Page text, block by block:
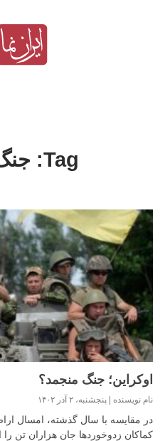
Tag: جنگ اوکراین
اوکراین؛ جنگ منجمد؟
نام نویسنده پنجشنبه، ۲ آذر ۱۴۰۲
در مقایسه با سال گذشته، امسال
کماکان زدوخوردها جان هزاران تن